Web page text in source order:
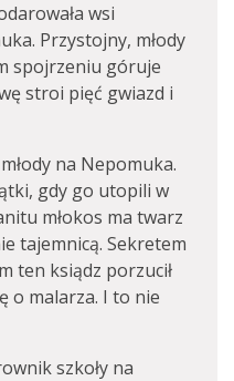
wsi
Przystojny, młody
spojrzeniu góruje
stroi pięć gwiazd i
na Nepomuka.
gdy go utopili w
młokos ma twarz
tajemnicą. Sekretem
ten ksiądz porzucił
o malarza. I to nie
szkoły na